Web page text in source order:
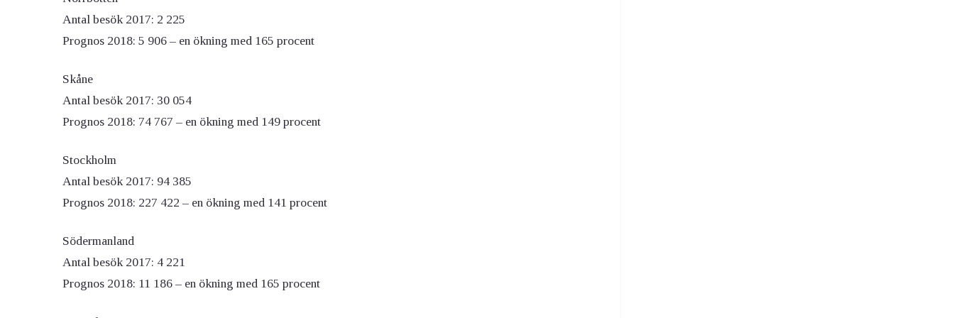
Antal besök 2017: 2 225
Prognos 2018: 5 906 – en ökning med 165 procent
Skåne
Antal besök 2017: 30 054
Prognos 2018: 74 767 – en ökning med 149 procent
Stockholm
Antal besök 2017: 94 385
Prognos 2018: 227 422 – en ökning med 141 procent
Södermanland
Antal besök 2017: 4 221
Prognos 2018: 11 186 – en ökning med 165 procent